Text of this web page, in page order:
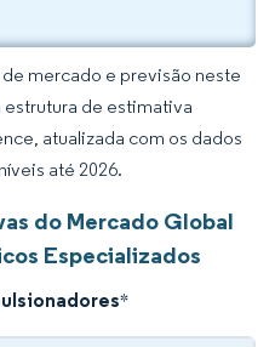
mercado e previsão neste
de estimativa
atualizada com os dados
até 2026.
do Mercado Global
Especializados
*